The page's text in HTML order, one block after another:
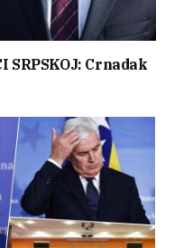
SRPSKOJ: Crnadak